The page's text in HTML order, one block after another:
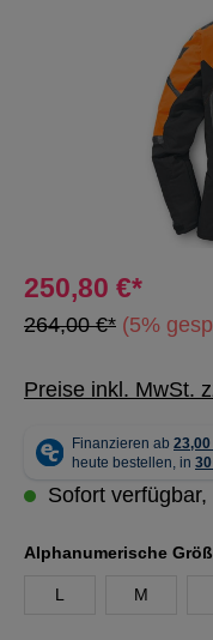
250,80 €*
264,00 €* (5%
Preise inkl. MwSt.
Sofort
Alphanumerische
L M